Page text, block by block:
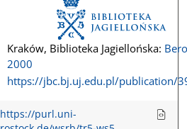
Kraków, Biblioteka Jagiellońska:
2000
https://jbc.bj.uj.edu.pl/publication/
https://purl.uni-